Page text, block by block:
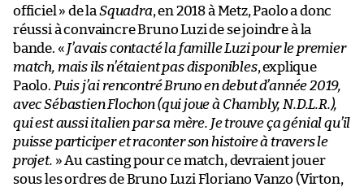
officiel » de la Squadra, en 2018 à Metz, Paolo a donc
réussi à convaincre Bruno Luzi de se joindre à la
bande. « J’avais contacté la famille Luzi pour le premier
match, mais ils n’étaient pas disponibles, explique
Paolo. Puis j’ai rencontré Bruno en debut d’année 2019,
avec Sébastien Flochon (qui joue à Chambly, N.D.L.R.),
qui est aussi italien par sa mère. Je trouve ça génial qu’il
puisse participer et raconter son histoire à travers le
projet. » Au casting pour ce match, devraient jouer
sous les ordres de Bruno Luzi Floriano Vanzo (Virton,